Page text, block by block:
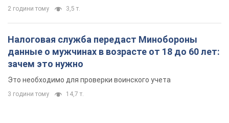
2 години тому 3,5 т.
Налоговая служба передаст Минобороны
данные о мужчинах в возрасте от 18 до 60 лет:
зачем это нужно
Это необходимо для проверки воинского учета
3 години тому 14,7 т.